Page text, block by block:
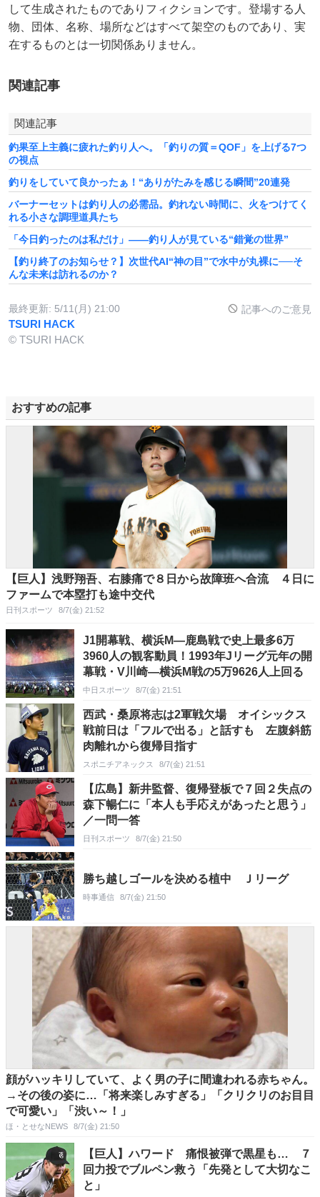
して生成されたものでありフィクションです。登場する人
物、団体、名称、場所などはすべて架空のものであり、実
在するものとは一切関係ありません。
関連記事
関連記事
釣果至上主義に疲れた釣り人へ。「釣りの質＝QOF」を上げる7つ
の視点
釣りをしていて良かったぁ！“ありがたみを感じる瞬間”20連発
バーナーセットは釣り人の必需品。釣れない時間に、火をつけてく
れる小さな調理道具たち
「今日釣ったのは私だけ」——釣り人が見ている“錯覚の世界”
【釣り終了のお知らせ？】次世代AI“神の目”で水中が丸裸に──そ
んな未来は訪れるのか？
最終更新: 5/11(月) 21:00 記事へのご意見
TSURI HACK
© TSURI HACK
おすすめの記事
【巨人】浅野翔吾、右膝痛で８日から故障班へ合流 ４日に
ファームで本塁打も途中交代
日刊スポーツ 8/7(金) 21:52
J1開幕戦、横浜M―鹿島戦で史上最多6万
3960人の観客動員！1993年Jリーグ元年の開
幕戦・V川崎―横浜M戦の5万9626人上回る
中日スポーツ 8/7(金) 21:51
西武・桑原将志は2軍戦欠場 オイシックス
戦前日は「フルで出る」と話すも 左腹斜筋
肉離れから復帰目指す
スポニチアネックス 8/7(金) 21:51
【広島】新井監督、復帰登板で７回２失点の
森下暢仁に「本人も手応えがあったと思う」
／一問一答
日刊スポーツ 8/7(金) 21:50
勝ち越しゴールを決める植中 Ｊリーグ
時事通信 8/7(金) 21:50
顔がハッキリしていて、よく男の子に間違われる赤ちゃん。
→その後の姿に…「将来楽しみすぎる」「クリクリのお目目
で可愛い」「渋い～！」
ほ・とせなNEWS 8/7(金) 21:50
【巨人】ハワード 痛恨被弾で黒星も… ７
回力投でブルペン救う「先発として大切なこ
と」